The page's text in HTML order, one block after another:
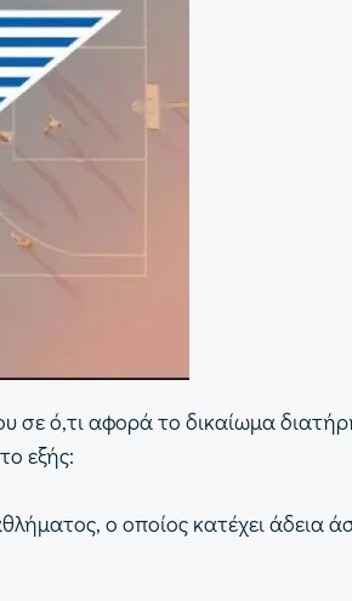
ό,τι αφορά το δικαίωμα
εξής:
ο οποίος κατέχει